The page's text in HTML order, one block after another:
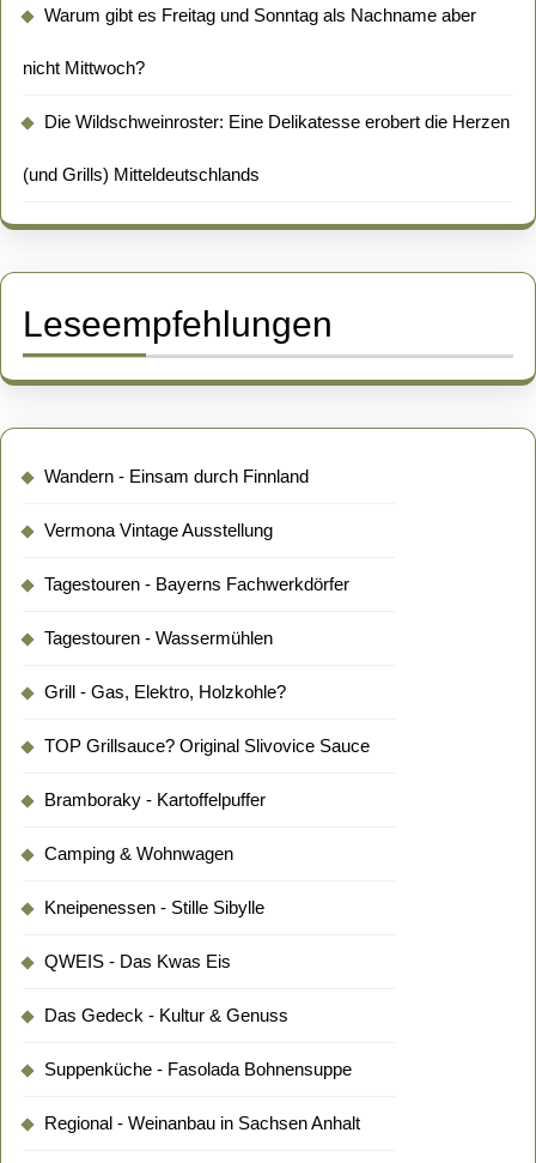
Warum gibt es Freitag und Sonntag als Nachname aber
nicht Mittwoch?
Die Wildschweinroster: Eine Delikatesse erobert die Herzen
(und Grills) Mitteldeutschlands
Leseempfehlungen
Wandern - Einsam durch Finnland
Vermona Vintage Ausstellung
Tagestouren - Bayerns Fachwerkdörfer
Tagestouren - Wassermühlen
Grill - Gas, Elektro, Holzkohle?
TOP Grillsauce? Original Slivovice Sauce
Bramboraky - Kartoffelpuffer
Camping & Wohnwagen
Kneipenessen - Stille Sibylle
QWEIS - Das Kwas Eis
Das Gedeck - Kultur & Genuss
Suppenküche - Fasolada Bohnensuppe
Regional - Weinanbau in Sachsen Anhalt